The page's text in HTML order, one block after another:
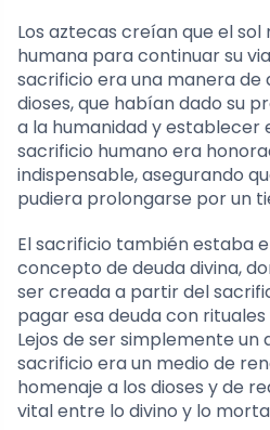
Los aztecas creían que el
humana para continuar su
sacrificio era una manera de
dioses, que habían dado su
a la humanidad y establecer
sacrificio humano era
indispensable, asegurando
pudiera prolongarse por un
El sacrificio también estaba
concepto de deuda divina,
ser creada a partir del
pagar esa deuda con
Lejos de ser simplemente un
sacrificio era un medio de
homenaje a los dioses y de
vital entre lo divino y lo